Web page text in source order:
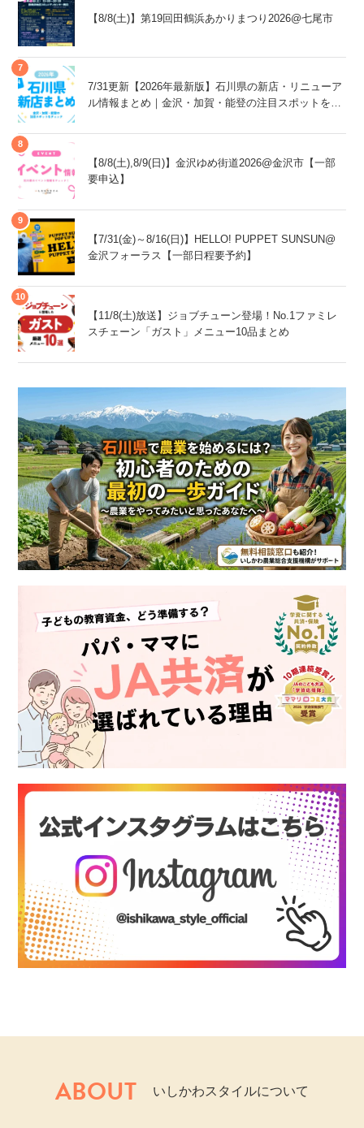
【8/8(土)】第19回田鶴浜あかりまつり2026@七尾市
7/31更新【2026年最新版】石川県の新店・リニューア
ル情報まとめ｜金沢・加賀・能登の注目スポットをチ
【8/8(土),8/9(日)】金沢ゆめ街道2026@金沢市【一部
要申込】
【7/31(金)～8/16(日)】HELLO! PUPPET SUNSUN@
金沢フォーラス【一部日程要予約】
【11/8(土)放送】ジョブチューン登場！No.1ファミレ
スチェーン「ガスト」メニュー10品まとめ
ABOUT いしかわスタイルについて